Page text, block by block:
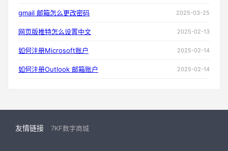
gmail 邮箱怎么更改密码 2025-03-25
网页版推特怎么设置中文 2025-02-13
如何注册Microsoft账户 2025-02-14
如何注册Outlook 邮箱账户 2025-02-14
友情链接 7KF数字商城